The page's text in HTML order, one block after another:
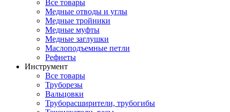
Все товары
Медные отводы и углы
Медные тройники
Медные муфты
Медные заглушки
Маслоподъемные петли
Рефнеты
Инструмент
Все товары
Труборезы
Вальцовки
Труборасширители, трубогибы